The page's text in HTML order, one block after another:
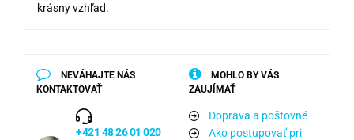
krásny vzhľad.
NEVÁHAJTE NÁS
KONTAKTOVAŤ
+421 48 26 01 020
MOHLO BY VÁS
ZAUJÍMAŤ
Doprava a poštovné
Ako postupovať pri